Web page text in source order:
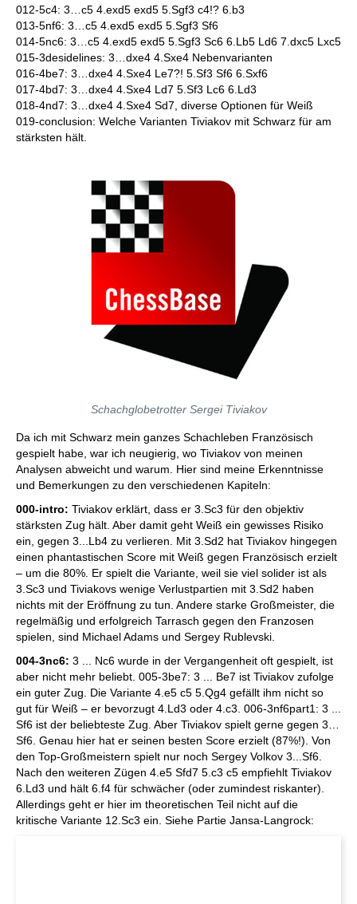
012-5c4: 3…c5 4.exd5 exd5 5.Sgf3 c4!? 6.b3
013-5nf6: 3…c5 4.exd5 exd5 5.Sgf3 Sf6
014-5nc6: 3…c5 4.exd5 exd5 5.Sgf3 Sc6 6.Lb5 Ld6 7.dxc5 Lxc5
015-3desidelines: 3…dxe4 4.Sxe4 Nebenvarianten
016-4be7: 3…dxe4 4.Sxe4 Le7?! 5.Sf3 Sf6 6.Sxf6
017-4bd7: 3…dxe4 4.Sxe4 Ld7 5.Sf3 Lc6 6.Ld3
018-4nd7: 3…dxe4 4.Sxe4 Sd7, diverse Optionen für Weiß
019-conclusion: Welche Varianten Tiviakov mit Schwarz für am
stärksten hält.
Schachglobetrotter Sergei Tiviakov
Da ich mit Schwarz mein ganzes Schachleben Französisch
gespielt habe, war ich neugierig, wo Tiviakov von meinen
Analysen abweicht und warum. Hier sind meine Erkenntnisse
und Bemerkungen zu den verschiedenen Kapiteln:
000-intro: Tiviakov erklärt, dass er 3.Sc3 für den objektiv
stärksten Zug hält. Aber damit geht Weiß ein gewisses Risiko
ein, gegen 3...Lb4 zu verlieren. Mit 3.Sd2 hat Tiviakov hingegen
einen phantastischen Score mit Weiß gegen Französisch erzielt
– um die 80%. Er spielt die Variante, weil sie viel solider ist als
3.Sc3 und Tiviakovs wenige Verlustpartien mit 3.Sd2 haben
nichts mit der Eröffnung zu tun. Andere starke Großmeister, die
regelmäßig und erfolgreich Tarrasch gegen den Franzosen
spielen, sind Michael Adams und Sergey Rublevski.
004-3nc6: 3 ... Nc6 wurde in der Vergangenheit oft gespielt, ist
aber nicht mehr beliebt. 005-3be7: 3 ... Be7 ist Tiviakov zufolge
ein guter Zug. Die Variante 4.e5 c5 5.Qg4 gefällt ihm nicht so
gut für Weiß – er bevorzugt 4.Ld3 oder 4.c3. 006-3nf6part1: 3 ...
Sf6 ist der beliebteste Zug. Aber Tiviakov spielt gerne gegen 3…
Sf6. Genau hier hat er seinen besten Score erzielt (87%!). Von
den Top-Großmeistern spielt nur noch Sergey Volkov 3...Sf6.
Nach den weiteren Zügen 4.e5 Sfd7 5.c3 c5 empfiehlt Tiviakov
6.Ld3 und hält 6.f4 für schwächer (oder zumindest riskanter).
Allerdings geht er hier im theoretischen Teil nicht auf die
kritische Variante 12.Sc3 ein. Siehe Partie Jansa-Langrock: